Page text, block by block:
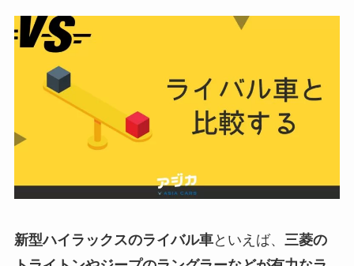
新型ハイラックスのライバル車といえば、 三菱の